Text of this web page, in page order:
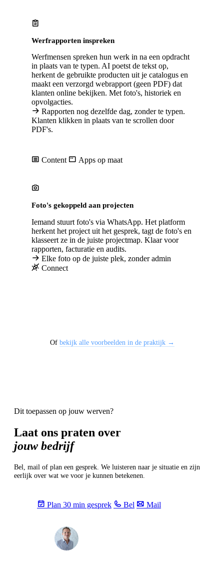
Werfrapporten inspreken
Werfmensen spreken hun werk in na een opdracht
in plaats van te typen. AI poetst de tekst op,
herkent de gebruikte producten uit je catalogus en
maakt een verzorgd webrapport (geen PDF) dat
klanten online bekijken. Met foto's, historiek en
opvolgacties.
Rapporten nog dezelfde dag, zonder te typen.
Klanten klikken in plaats van te scrollen door
PDF's.
Content Apps op maat
Foto's gekoppeld aan projecten
Iemand stuurt foto's via WhatsApp. Het platform
herkent het project uit het gesprek, tagt de foto's en
klasseert ze in de juiste projectmap. Klaar voor
rapporten, facturatie en audits.
Elke foto op de juiste plek, zonder admin
Connect
Of bekijk alle voorbeelden in de praktijk →
Dit toepassen op jouw werven?
Laat ons praten over
jouw bedrijf
Bel, mail of plan een gesprek. We luisteren naar je situatie en zijn
eerlijk over wat we voor je kunnen betekenen.
Plan 30 min gesprek Bel Mail